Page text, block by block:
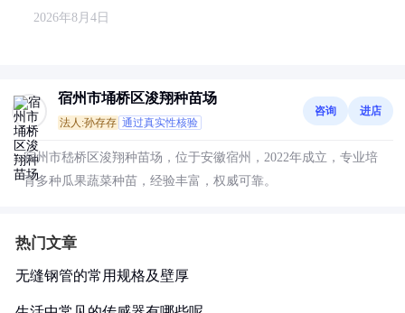
2026年8月4日
宿州市埇桥区浚翔种苗场
法人:孙存存 通过真实性核验
咨询 进店
宿州市嵇桥区浚翔种苗场，位于安徽宿州，2022年成立，专业培
育多种瓜果蔬菜种苗，经验丰富，权威可靠。
热门文章
无缝钢管的常用规格及壁厚